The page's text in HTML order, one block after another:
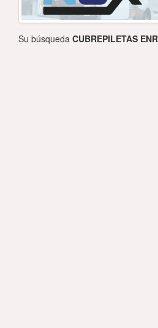
Su búsqueda CUBREPILETAS